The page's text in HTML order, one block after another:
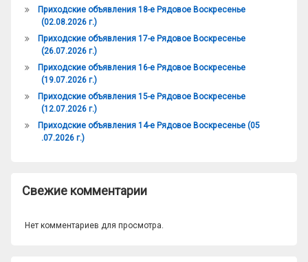
Приходские объявления 18-е Рядовое Воскресенье
(02.08.2026 г.)
Приходские объявления 17-е Рядовое Воскресенье
(26.07.2026 г.)
Приходские объявления 16-е Рядовое Воскресенье
(19.07.2026 г.)
Приходские объявления 15-е Рядовое Воскресенье
(12.07.2026 г.)
Приходские объявления 14-е Рядовое Воскресенье (05
.07.2026 г.)
Свежие комментарии
Нет комментариев для просмотра.